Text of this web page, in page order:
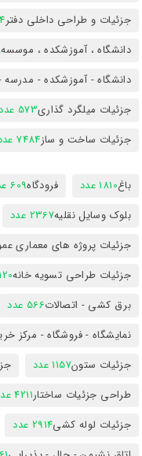
جزئیات و طراحی داخلی دفتر
دانشگاه ، آموزشکده ، موسسه
دانشگاه - آموزشکده - مدرسه
جزئیات میلگرد گذاری573 عدد
جزئیات ساخت و ساز7484 عدد
باغ1810 عدد فرودگاه609 عدد
بلوک وسایل نقلیه2367 عدد
جزئیات پروژه های معماری
جزئیات طراحی تسویه خانه120
برق کشی - اتصالات566 عدد
نمایشگاه - فروشگاه - مرکز
جزئیات ستون1157 عدد
طراحی جزئیات ساختار4211 عدد
جزئیات لوله کشی2914 عدد